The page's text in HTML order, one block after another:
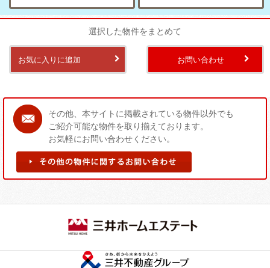
選択した物件をまとめて
お気に入りに追加 お問い合わせ
その他、本サイトに掲載されている物件以外でも
ご紹介可能な物件を取り揃えております。
お気軽にお問い合わせください。
の
件